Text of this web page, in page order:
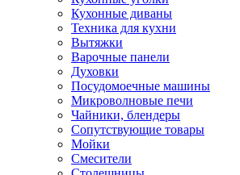
Кухонные диваны
Техника для кухни
Вытяжки
Варочные панели
Духовки
Посудомоечные машины
Микроволновые печи
Чайники, блендеры
Сопутствующие товары
Мойки
Смесители